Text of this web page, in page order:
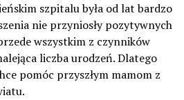
szpitalu była od lat bardzo
nie przyniosły pozytywnych
wszystkim z czynników
liczba urodzeń. Dlatego
pomóc przyszłym mamom z